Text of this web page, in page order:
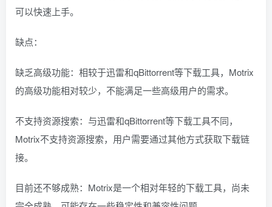
可以快速上手。
缺点：
缺乏高级功能：相较于迅雷和qBittorrent等下载工具，Motrix
的高级功能相对较少，不能满足一些高级用户的需求。
不支持资源搜索：与迅雷和qBittorrent等下载工具不同，
Motrix不支持资源搜索，用户需要通过其他方式获取下载链
接。
目前还不够成熟：Motrix是一个相对年轻的下载工具，尚未